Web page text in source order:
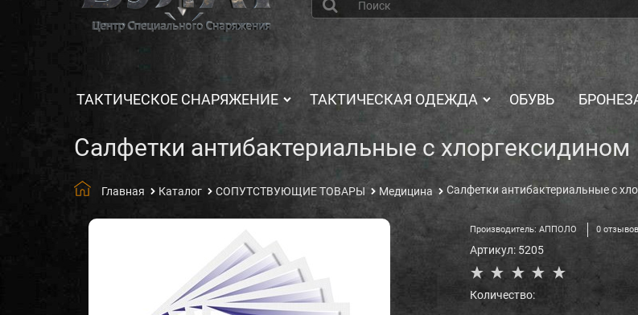
ТАКТИЧЕСКОЕ СНАРЯЖЕНИЕ ТАКТИЧЕСКАЯ ОДЕЖДА ОБУВЬ
Салфетки антибактериальные с хлоргексидином
Главная Каталог СОПУТСТВУЮЩИЕ ТОВАРЫ Медицина Салфетки антибактериальные с
Производитель: АППОЛО 0 отзывов
Артикул: 5205
Количество: